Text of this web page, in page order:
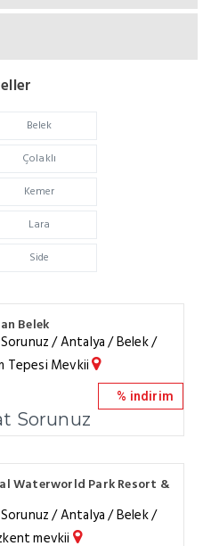
Belek
Çolaklı
Kemer
Lara
Side
Belek
Sorunuz / Antalya / Belek /
Tepesi Mevkii
Sorunuz
% indirim
Waterworld Park Resort &
Sorunuz / Antalya / Belek /
mevkii